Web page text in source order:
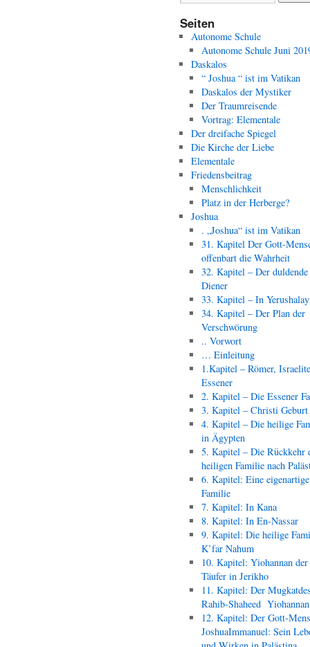
Seiten
Autonome Schule
Autonome Schule Juni
Daskalos
“ Joshua “ ist im Vatikan
Daskalos der Mystiker
Der Traumreisende
Vortrag: Elementale
Der dreifache Spiegel
Die Kirche der Liebe
Elementale
Friedensbeitrag
Menschlichkeit
Platz in der Herberge?
Joshua
. „Joshua“ ist im Vatikan
31. Kapitel Der Gott-
offenbart die Wahrheit
32. Kapitel – Der duldende
Diener
33. Kapitel – In
34. Kapitel – Der Plan der
Verschwörung
.. Vorwort
… Einleitung
1.Kapitel – Römer,
Essener
2. Kapitel – Die Essener
3. Kapitel – Christi Geburt
4. Kapitel – Die heilige
in Ägypten
5. Kapitel – Die Rückkehr
heiligen Familie nach
6. Kapitel: Eine eigenartige
Familie
7. Kapitel: In Kana
8. Kapitel: In En-Nassar
9. Kapitel: Die heilige
K’far Nahum
10. Kapitel: Yiohannan der
Täufer in Jerikho
11. Kapitel: Der
Rahib-Shaheed
12. Kapitel: Der Gott-
JoshuaImmanuel: Sein